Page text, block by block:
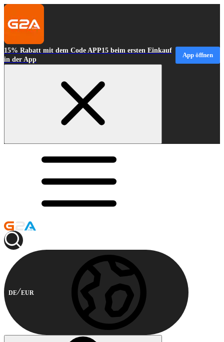
15% Rabatt mit dem Code APP15 beim ersten Einkauf
in der App
App öffnen
DE EUR